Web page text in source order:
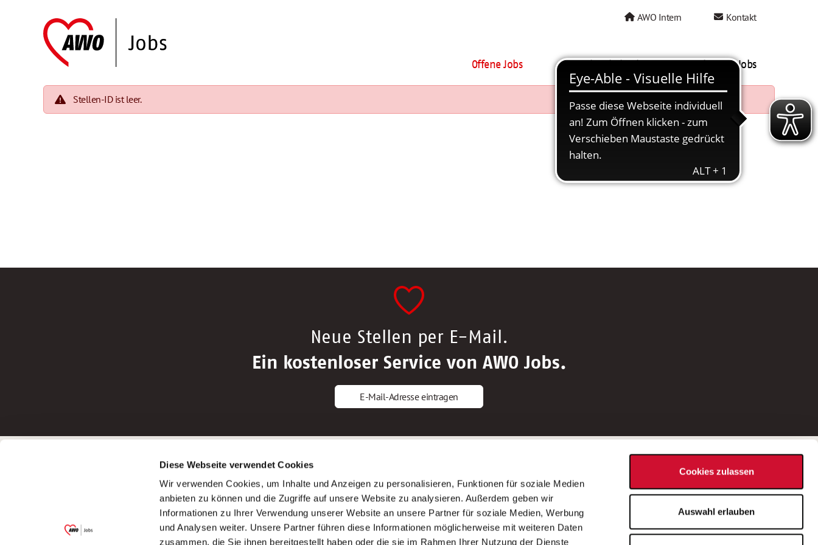
Diese Webseite verwendet Cookies
Wir verwenden Cookies, um Inhalte und Anzeigen zu personalisieren, Funktionen für soziale Medien
anbieten zu können und die Zugriffe auf unsere Website zu analysieren. Außerdem geben wir
Informationen zu Ihrer Verwendung unserer Website an unsere Partner für soziale Medien, Werbung
und Analysen weiter. Unsere Partner führen diese Informationen möglicherweise mit weiteren Daten
zusammen, die Sie ihnen bereitgestellt haben oder die sie im Rahmen Ihrer Nutzung der Dienste
Cookies zulassen
Auswahl erlauben
AWO Intern Kontakt
Offene Jobs AWO als Arbeitgeber Mein AWO Jobs
Stellen-ID ist leer.
Neue Stellen per E-Mail.
Ein kostenloser Service von AWO Jobs.
E-Mail-Adresse eintragen
Garitz Bewirtschaftungsbetriebe GmbH
(Ein Tochterunternehmen des AWO
Bezirksverbandes Unterfranken e.V.)
Bewerbungstipps
Bewerbung als Altenpfleger*in
Bewerbung als Krankenpfleger*in
Bewerbung als Altenpflegehelfer*in
Bewerbung als Erzieher*in
AWO Gliederungen nach Bundesland
Stellenangebote nach Bundesländern
Sitemap
Impressum
Datenschutz
Bei Fragen zu einer Stellenausschreibung
wenden Sie sich bitte an die*den in der
Stellenausschreibung genannte*n